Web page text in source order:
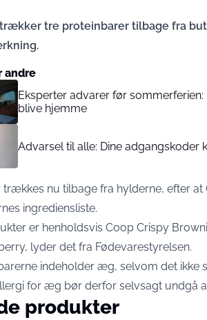
tre proteinbarer tilbage fra
andre
Eksperter advarer før
blive hjemme
Advarsel til alle: Dine adgangskoder
nu tilbage fra hylderne, efter
ingrediensliste.
er henholdsvis Coop Crispy
lyder det fra Fødevarestyrelsen.
indeholder æg, selvom det ikke
for æg bør derfor selvsagt undgå
produkter